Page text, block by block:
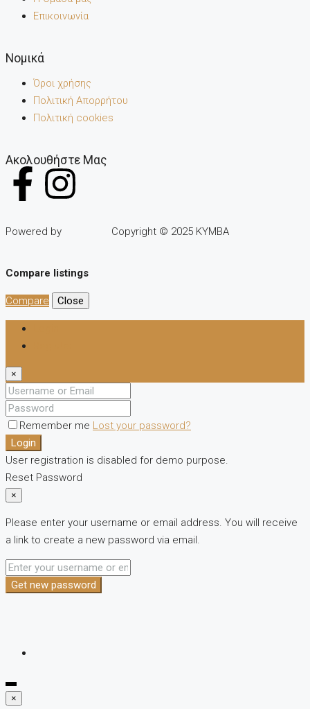
Επικοινωνία
Noμικά
Όροι χρήσης
Πολιτική Απορρήτου
Πολιτική cookies
Ακολουθήστε Μας
Powered by Copyright © 2025 KYMBA
Compare listings
Compare Close
×
Remember me Lost your password?
Login
User registration is disabled for demo purpose.
Reset Password
×
Please enter your username or email address. You will receive
a link to create a new password via email.
Get new password
×